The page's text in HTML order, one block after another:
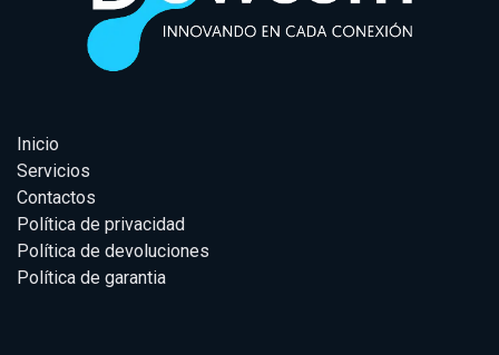
Inicio
Servicios
Contactos
Política de privacidad
Política de devoluciones
Política de garantia